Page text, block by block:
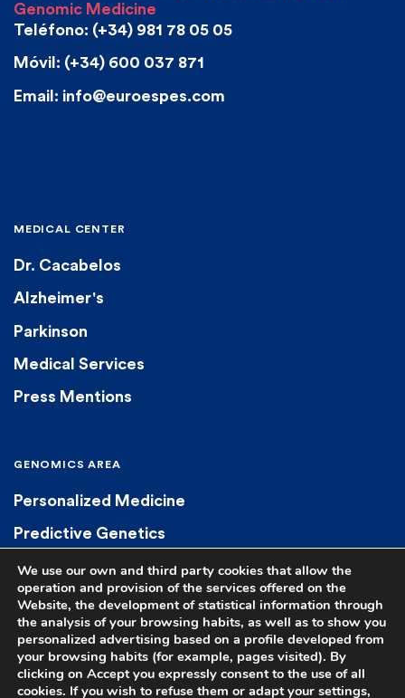
Genomic Medicine
Teléfono: (+34) 981 78 05 05
Móvil: (+34) 600 037 871
Email: info@euroespes.com
MEDICAL CENTER
Dr. Cacabelos
Alzheimer's
Parkinson
Medical Services
Press Mentions
GENOMICS AREA
Personalized Medicine
Predictive Genetics
Diagnostic Genetics
Pharmacogenetics
We use our own and third party cookies that allow the
operation and provision of the services offered on the
Website, the development of statistical information through
the analysis of your browsing habits, as well as to show you
personalized advertising based on a profile developed from
your browsing habits (for example, pages visited). By
clicking on Accept you expressly consent to the use of all
cookies. If you wish to refuse them or adapt your settings,